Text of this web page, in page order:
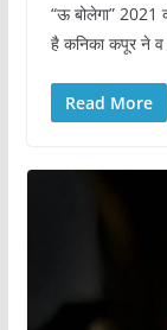
“ऊ बोलेगा” 2021
है कनिका कपूर ने व
Read More